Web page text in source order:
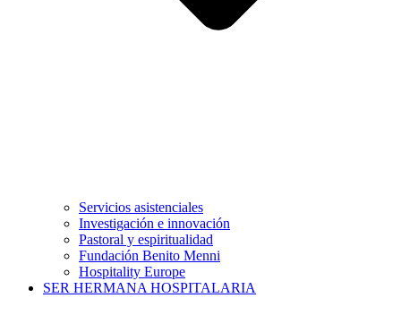
Servicios asistenciales
Investigación e innovación
Pastoral y espiritualidad
Fundación Benito Menni
Hospitality Europe
SER HERMANA HOSPITALARIA